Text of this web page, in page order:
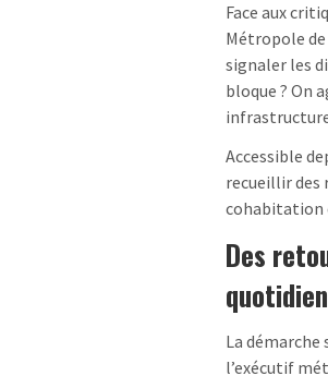
Face aux
Métropole
signaler les
bloque ? On
Accessible
recueillir des
cohabitation
Des
quotidien
La
l’exécutif